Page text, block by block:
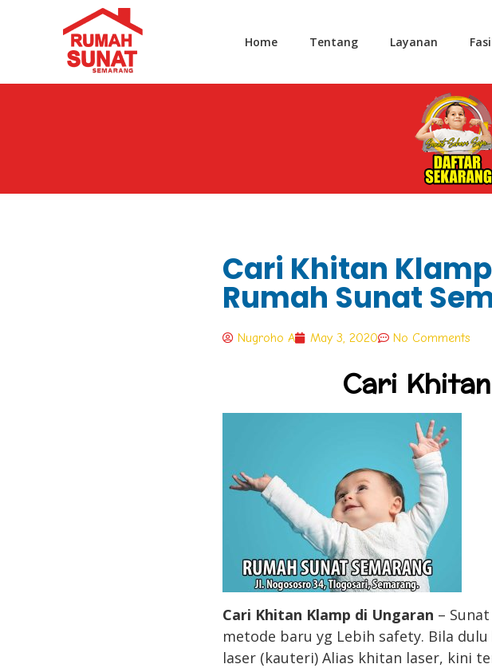
Home Tentang Layanan
Cari Khitan
Rumah Sunat
Nugroho A May 3, 2020 No Comments
Cari
Cari Khitan Klamp di Ungaran –
metode baru yg Lebih safety. Bila
laser (kauteri) Alias khitan laser, kini